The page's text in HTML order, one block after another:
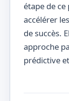
étape de
accélérer
de succès.
approche
prédictive